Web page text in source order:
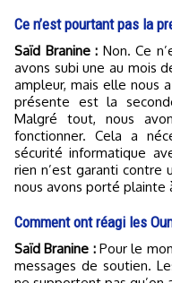
Ce n’est pourtant pas la
Saïd Branine : Non. Ce
avons subi une au mois
ampleur, mais elle nous
présente est la
Malgré tout, nous
fonctionner. Cela a
sécurité informatique
rien n’est garanti contre
nous avons porté plainte
Comment ont réagi les
Saïd Branine :Pour le
messages de soutien.